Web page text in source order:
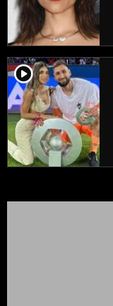
player2